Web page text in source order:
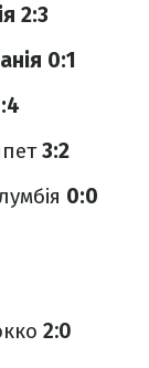
2:3
0:1
3:2
0:0
2:0